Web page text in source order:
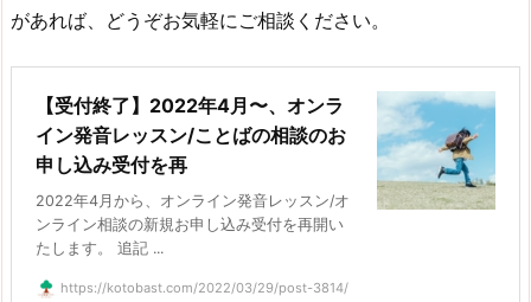
があれば、どうぞお気軽にご相談ください。
【受付終了】2022年4月〜、オンラ
イン発音レッスン/ことばの相談のお
申し込み受付を再
2022年4月から、オンライン発音レッスン/オ
ンライン相談の新規お申し込み受付を再開い
たします。 追記 ...
https://kotobast.com/2022/03/29/post-3814/